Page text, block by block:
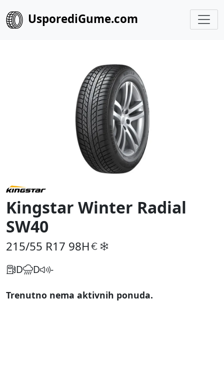
UsporediGume.com
Kingstar Winter Radial
SW40
215/55 R17 98H
D D -
Trenutno nema aktivnih ponuda.